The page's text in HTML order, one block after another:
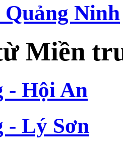
Ninh
Miền
- Hội An
- Lý Sơn